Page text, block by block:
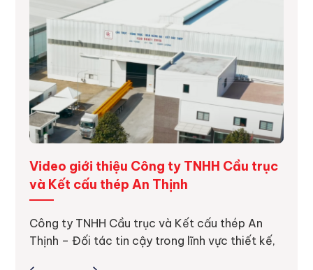
Video giới thiệu Công ty TNHH Cầu trục
và Kết cấu thép An Thịnh
Công ty TNHH Cầu trục và Kết cấu thép An
Thịnh – Đối tác tin cậy trong lĩnh vực thiết kế,